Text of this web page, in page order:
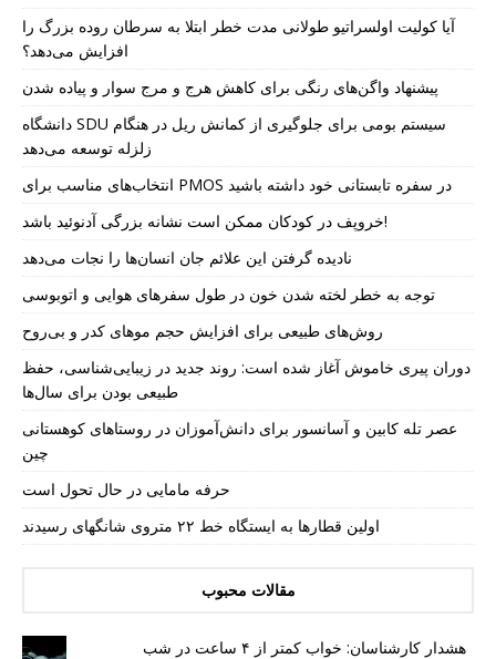
آیا کولیت اولسراتیو طولانی مدت خطر ابتلا به سرطان روده بزرگ را
افزایش می‌دهد؟
پیشنهاد واگن‌های رنگی برای کاهش هرج و مرج سوار و پیاده شدن
دانشگاه SDU سیستم بومی برای جلوگیری از کمانش ریل در هنگام
زلزله توسعه می‌دهد
انتخاب‌های مناسب برای PMOS در سفره تابستانی خود داشته باشید
خروپف در کودکان ممکن است نشانه بزرگی آدنوئید باشد!
نادیده گرفتن این علائم جان انسان‌ها را نجات می‌دهد
توجه به خطر لخته شدن خون در طول سفرهای هوایی و اتوبوسی
روش‌های طبیعی برای افزایش حجم موهای کدر و بی‌روح
دوران پیری خاموش آغاز شده است: روند جدید در زیبایی‌شناسی، حفظ
طبیعی بودن برای سال‌ها
عصر تله کابین و آسانسور برای دانش‌آموزان در روستاهای کوهستانی
چین
حرفه مامایی در حال تحول است
اولین قطارها به ایستگاه خط ۲۲ متروی شانگهای رسیدند
مقالات محبوب
هشدار کارشناسان: خواب کمتر از ۴ ساعت در شب